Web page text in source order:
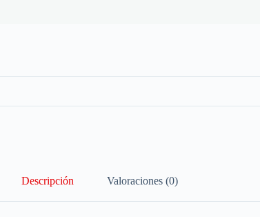
Descripción Valoraciones (0)